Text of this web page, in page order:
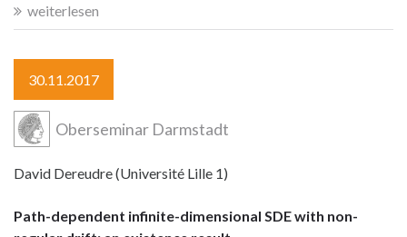
weiterlesen
30.11.2017
Oberseminar Darmstadt
David Dereudre (Université Lille 1)
Path-dependent infinite-dimensional SDE with non-